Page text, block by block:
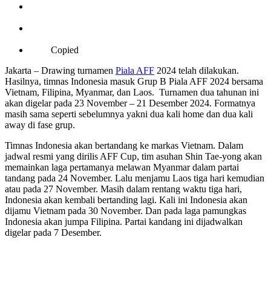
Copied
Jakarta – Drawing turnamen Piala AFF 2024 telah dilakukan.
Hasilnya, timnas Indonesia masuk Grup B Piala AFF 2024 bersama
Vietnam, Filipina, Myanmar, dan Laos. Turnamen dua tahunan ini
akan digelar pada 23 November – 21 Desember 2024. Formatnya
masih sama seperti sebelumnya yakni dua kali home dan dua kali
away di fase grup.
Timnas Indonesia akan bertandang ke markas Vietnam. Dalam
jadwal resmi yang dirilis AFF Cup, tim asuhan Shin Tae-yong akan
memainkan laga pertamanya melawan Myanmar dalam partai
tandang pada 24 November. Lalu menjamu Laos tiga hari kemudian
atau pada 27 November. Masih dalam rentang waktu tiga hari,
Indonesia akan kembali bertanding lagi. Kali ini Indonesia akan
dijamu Vietnam pada 30 November. Dan pada laga pamungkas
Indonesia akan jumpa Filipina. Partai kandang ini dijadwalkan
digelar pada 7 Desember.